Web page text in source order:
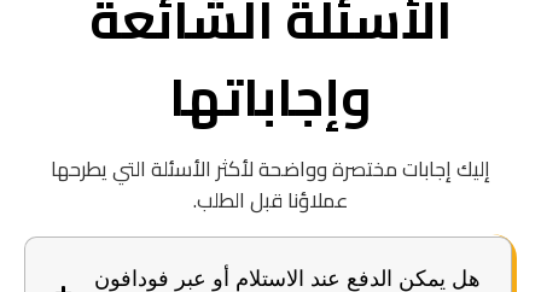
الأسئلة الشائعة
وإجاباتها
إليك إجابات مختصرة وواضحة لأكثر الأسئلة التي يطرحها
عملاؤنا قبل الطلب.
هل يمكن الدفع عند الاستلام أو عبر فودافون